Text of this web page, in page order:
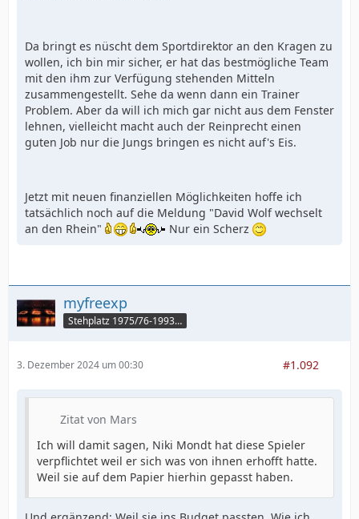
Da bringt es nüscht dem Sportdirektor an den Kragen zu
wollen, ich bin mir sicher, er hat das bestmögliche Team
mit den ihm zur Verfügung stehenden Mitteln
zusammengestellt. Sehe da wenn dann ein Trainer
Problem. Aber da will ich mich gar nicht aus dem Fenster
lehnen, vielleicht macht auch der Reinprecht einen
guten Job nur die Jungs bringen es nicht auf's Eis.
Jetzt mit neuen finanziellen Möglichkeiten hoffe ich
tatsächlich noch auf die Meldung "David Wolf wechselt
an den Rhein"
Nur ein Scherz
myfreexp
Stehplatz 1975/76-1993/94
3. Dezember 2024 um 00:30 #1.092
Zitat von Mars
Ich will damit sagen, Niki Mondt hat diese Spieler
verpflichtet weil er sich was von ihnen erhofft hatte.
Weil sie auf dem Papier hierhin gepasst haben.